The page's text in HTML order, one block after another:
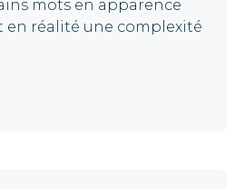
mots en apparence
en réalité une complexité